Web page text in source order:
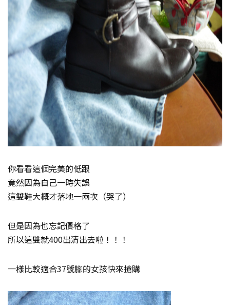
你看看這個完美的低跟
竟然因為自己一時失誤
這雙鞋大概才落地一兩次（哭了）
但是因為也忘記價格了
所以這雙就400出清出去啦！！！
一樣比較適合37號腳的女孩快來搶購